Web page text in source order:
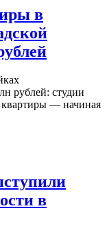
в
рублей: студии
квартиры — начиная
в